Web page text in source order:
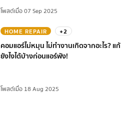
โพสต์เมื่อ 07 Sep 2025
HOME REPAIR +2
คอมแอร์ไม่หมุน ไม่ทํางานเกิดจากอะไร? แก้
ยังไงได้บ้างก่อนแอร์พัง!
โพสต์เมื่อ 18 Aug 2025